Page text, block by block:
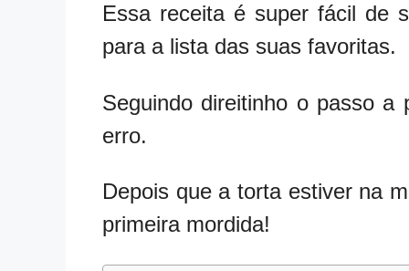
Essa receita é super fácil de
para a lista das suas favoritas.
Seguindo direitinho o passo
erro.
Depois que a torta estiver na
primeira mordida!